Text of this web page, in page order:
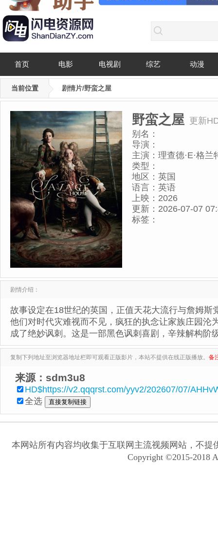
首页 电影 电视剧 综艺 动漫
当前位置 剧情片/野蛮之屋
野蛮之屋 更新
别名：
导演：
主演： 理查德·E·格兰
伊,Jack,Farthing
类型：
地区： 英国
语言： 英语
上映： 2026
更新： 2026-07-07
标签：
剧情介绍：
故事设定在18世纪的英国，正值天花大流行与詹姆
他们对时代灾难视而不见，疯狂的执念让家族庄园沦
成了绝妙讽刺。这是一部黑色讽刺喜剧，辛辣解构阶
复制下列地址至浏览器地址栏即可观看正版影片，本站不提供在线正版播放。 备
来源：sdm3u8
HD$https://v2.qqqrst.com/yyv2/202607/07/
全选
本网站所有内容均收集于互联网主流视频网站，不
Copyright ©2015-2018